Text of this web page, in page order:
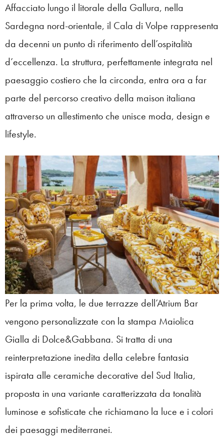
Affacciato lungo il litorale della Gallura, nella
Sardegna nord-orientale, il Cala di Volpe rappresenta
da decenni un punto di riferimento dell’ospitalità
d’eccellenza. La struttura, perfettamente integrata nel
paesaggio costiero che la circonda, entra ora a far
parte del percorso creativo della maison italiana
attraverso un allestimento che unisce moda, design e
lifestyle.
Per la prima volta, le due terrazze dell’Atrium Bar
vengono personalizzate con la stampa Maiolica
Gialla di Dolce&Gabbana. Si tratta di una
reinterpretazione inedita della celebre fantasia
ispirata alle ceramiche decorative del Sud Italia,
proposta in una variante caratterizzata da tonalità
luminose e sofisticate che richiamano la luce e i colori
dei paesaggi mediterranei.